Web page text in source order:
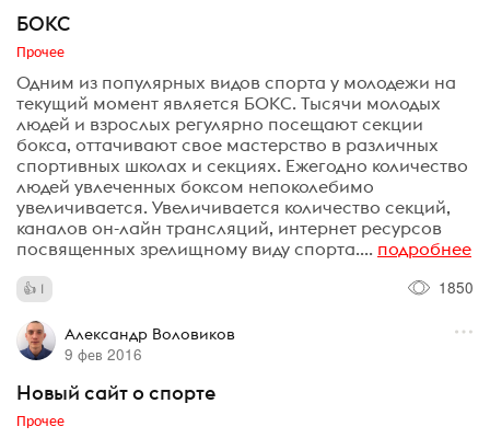
БОКС
Прочее
Одним из популярных видов спорта у молодежи на
текущий момент является БОКС. Тысячи молодых
людей и взрослых регулярно посещают секции
бокса, оттачивают свое мастерство в различных
спортивных школах и секциях. Ежегодно количество
людей увлеченных боксом непоколебимо
увеличивается. Увеличивается количество секций,
каналов он-лайн трансляций, интернет ресурсов
посвященных зрелищному виду спорта.... подробнее
1 1850
Александр Воловиков
9 фев 2016
Новый сайт о спорте
Прочее